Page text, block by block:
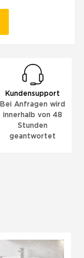
Kundensupport
Bei Anfragen wird
innerhalb von 48
Stunden
geantwortet